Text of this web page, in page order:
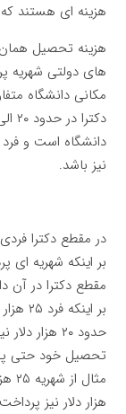
هزینه ای هستند که
هزینه تحصیل همان
های دولتی شهریه
مکانی دانشگاه
دانشگاه است و
نیز باشد.
بر اینکه شهریه
مقطع دکترا در آن
بر
حدود ۲۰
تحصیل خود حتی